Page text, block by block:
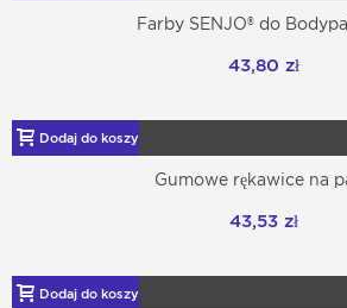
Farby SENJO® do
43,80 zł
Dodaj do koszyka
Gumowe rękawice na
43,53 zł
Dodaj do koszyka